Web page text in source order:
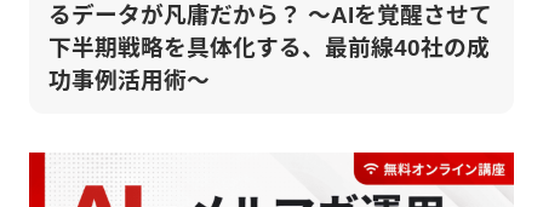
るデータが凡庸だから？ 〜AIを覚醒させて
下半期戦略を具体化する、最前線40社の成
功事例活用術〜